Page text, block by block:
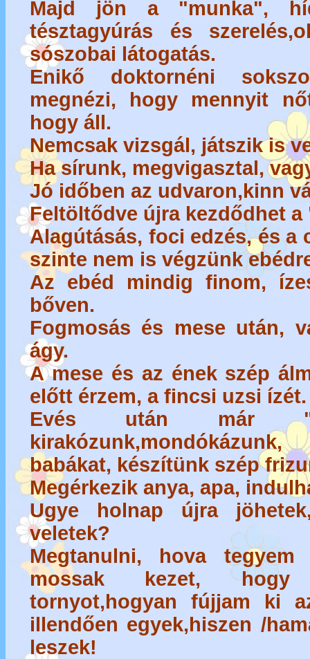
Majd jön a "munka",
tésztagyúrás és
sószobai látogatás.
Enikő doktornéni
megnézi, hogy mennyit
hogy áll.
Nemcsak vizsgál, játszik is
Ha sírunk, megvigasztal,
Jó időben az udvaron,kinn
Feltöltődve újra kezdődhet
Alagútásás, foci edzés, és a
szinte nem is végzünk
Az ebéd mindig finom,
bőven.
Fogmosás és mese után,
ágy.
A mese és az ének szép
előtt érzem, a fincsi uzsi ízét.
Evés után már
babákat, készítünk szép
Megérkezik anya, apa,
Ugye holnap újra
veletek?
Megtanulni, hova tegyem
mossak kezet, hogy
tornyot,hogyan fújjam ki
illendően egyek,hiszen /
leszek!